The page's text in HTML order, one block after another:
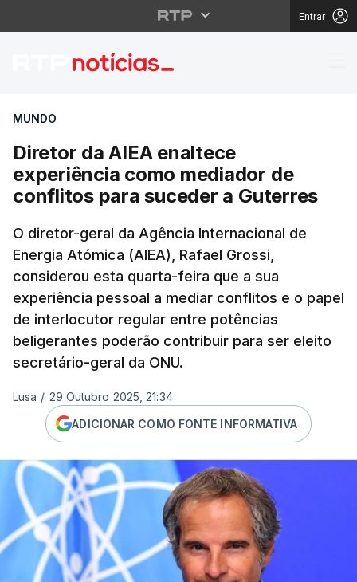
Entrar
Diretor da AIEA
MUNDO
Diretor da AIEA enaltece
experiência como mediador de
conflitos para suceder a Guterres
O diretor-geral da Agência Internacional de
Energia Atómica (AIEA), Rafael Grossi,
considerou esta quarta-feira que a sua
experiência pessoal a mediar conflitos e o papel
de interlocutor regular entre potências
beligerantes poderão contribuir para ser eleito
secretário-geral da ONU.
Lusa / 29 Outubro 2025, 21:34
ADICIONAR COMO FONTE INFORMATIVA